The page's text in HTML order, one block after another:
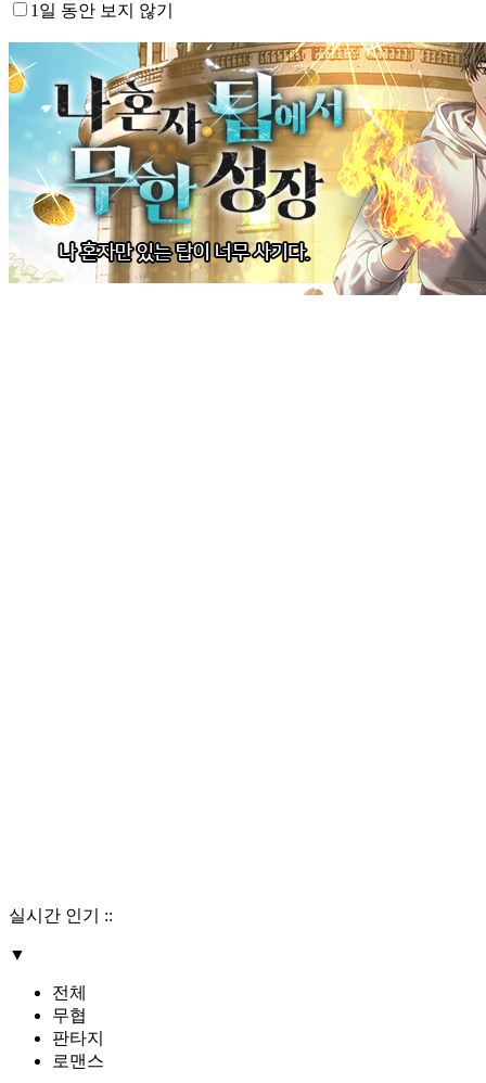
1일 동안 보지 않기
실시간 인기 ::
▼
전체
무협
판타지
로맨스